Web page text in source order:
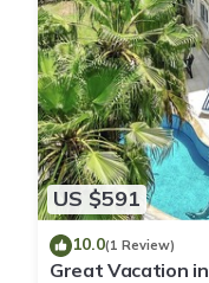
US $591
10.0(1 Review)
Great Vacation